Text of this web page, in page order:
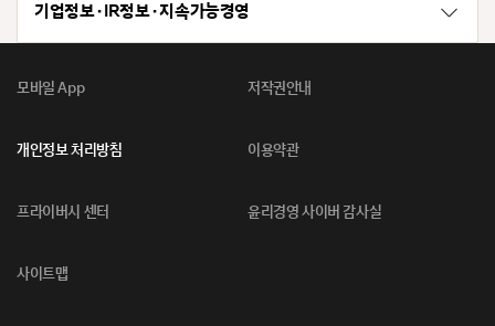
기업정보 · IR정보 · 지속가능경영
모바일 App 저작권안내
개인정보 처리방침 이용약관
프라이버시 센터 윤리경영 사이버 감사실
사이트맵